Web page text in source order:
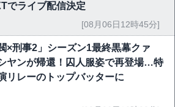
でライブ配信決定
[08月06日12時45分]
×刑事2」シーズン1最終黒幕クァ
ヤンが帰還！囚人服姿で再登場…特
リレーのトップバッターに